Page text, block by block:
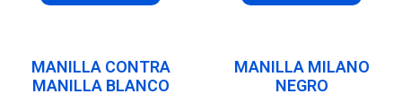
MANILLA CONTRA
MANILLA BLANCO
MANILLA MILANO
NEGRO